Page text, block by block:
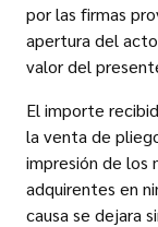
por las firmas
apertura del
valor del
El importe
la venta de
impresión de los
adquirentes en
causa se dejara